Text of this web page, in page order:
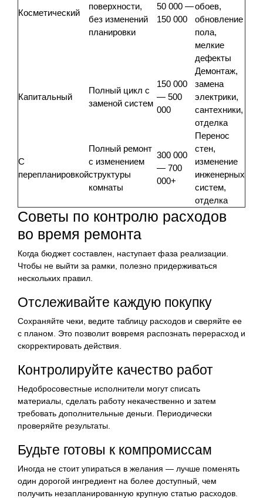
Косметический
поверхности,
без изменений
планировки
50 000 —
150 000
обоев,
обновление
пола,
мелкие
дефекты
Капитальный
Полный цикл с
заменой систем
150 000
— 500
000
Демонтаж,
замена
электрики,
сантехники,
отделка
С
перепланировкой
Полный ремонт
с изменением
структуры
комнаты
300 000
— 700
000+
Перенос
стен,
изменение
инженерных
систем,
отделка
Советы по контролю расходов
во время ремонта
Когда бюджет составлен, наступает фаза реализации.
Чтобы не выйти за рамки, полезно придерживаться
нескольких правил.
Отслеживайте каждую покупку
Сохраняйте чеки, ведите таблицу расходов и сверяйте ее
с планом. Это позволит вовремя распознать перерасход и
скорректировать действия.
Контролируйте качество работ
Недобросовестные исполнители могут списать
материалы, сделать работу некачественно и затем
требовать дополнительные деньги. Периодически
проверяйте результаты.
Будьте готовы к компромиссам
Иногда не стоит упираться в желания — лучше поменять
один дорогой ингредиент на более доступный, чем
получить незапланированную крупную статью расходов.